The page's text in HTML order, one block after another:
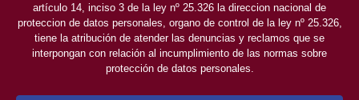
artículo 14, inciso 3 de la ley nº 25.326 la direccion nacional de
proteccion de datos personales, organo de control de la ley nº 25.326,
tiene la atribución de atender las denuncias y reclamos que se
interpongan con relación al incumplimiento de las normas sobre
protección de datos personales.